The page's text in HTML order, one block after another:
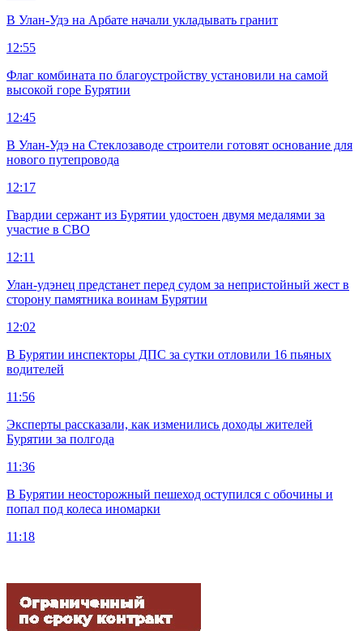
В Улан-Удэ на Арбате начали укладывать гранит
12:55
Флаг комбината по благоустройству установили на самой
высокой горе Бурятии
12:45
В Улан-Удэ на Стеклозаводе строители готовят основание для
нового путепровода
12:17
Гвардии сержант из Бурятии удостоен двумя медалями за
участие в СВО
12:11
Улан-удэнец предстанет перед судом за непристойный жест в
сторону памятника воинам Бурятии
12:02
В Бурятии инспекторы ДПС за сутки отловили 16 пьяных
водителей
11:56
Эксперты рассказали, как изменились доходы жителей
Бурятии за полгода
11:36
В Бурятии неосторожный пешеход оступился с обочины и
попал под колеса иномарки
11:18